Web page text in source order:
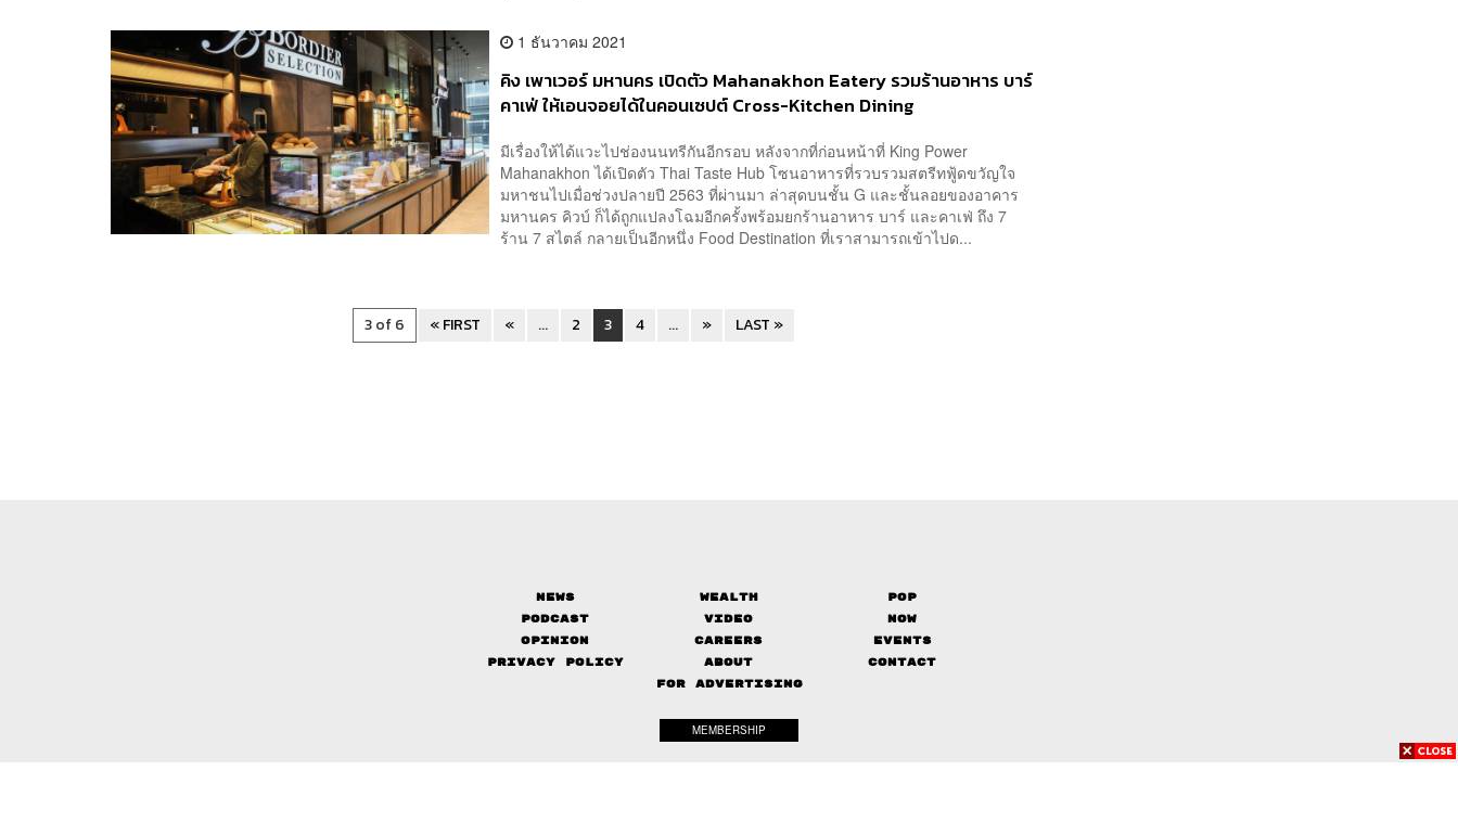
1 ธันวาคม 2021
คิง เพาเวอร์ มหานคร เปิดตัว Mahanakhon Eatery รวมร้านอาหาร บาร์
คาเฟ่ ให้เอนจอยได้ในคอนเซปต์ Cross-Kitchen Dining
มีเรื่องให้ได้แวะไปช่องนนทรีกันอีกรอบ หลังจากที่ก่อนหน้าที่ King Power
Mahanakhon ได้เปิดตัว Thai Taste Hub โซนอาหารที่รวบรวมสตรีทฟู้ดขวัญใจ
มหาชนไปเมื่อช่วงปลายปี 2563 ที่ผ่านมา ล่าสุดบนชั้น G และชั้นลอยของอาคาร
มหานคร คิวบ์ ก็ได้ถูกแปลงโฉมอีกครั้งพร้อมยกร้านอาหาร บาร์ และคาเฟ่ ถึง 7
ร้าน 7 สไตล์ กลายเป็นอีกหนึ่ง Food Destination ที่เราสามารถเข้าไปด...
3 of 6 « FIRST « ... 2 3 4 ... » LAST »
News Wealth
Pop
Podcast
Video
Now
Opinion
Careers
Events
Privacy Policy
About
Contact
FOR ADVERTISING
MEMBERSHIP